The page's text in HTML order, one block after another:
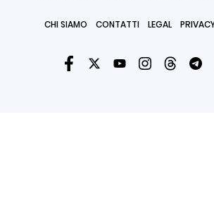
CHI SIAMO CONTATTI LEGAL